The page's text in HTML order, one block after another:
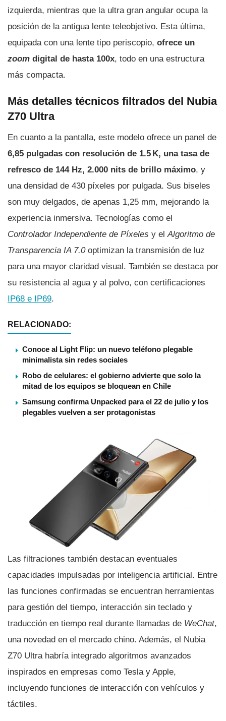
izquierda, mientras que la ultra gran angular ocupa la
posición de la antigua lente teleobjetivo. Esta última,
equipada con una lente tipo periscopio, ofrece un
zoom digital de hasta 100x, todo en una estructura
más compacta.
Más detalles técnicos filtrados del Nubia
Z70 Ultra
En cuanto a la pantalla, este modelo ofrece un panel de
6,85 pulgadas con resolución de 1.5 K, una tasa de
refresco de 144 Hz, 2.000 nits de brillo máximo, y
una densidad de 430 píxeles por pulgada. Sus biseles
son muy delgados, de apenas 1,25 mm, mejorando la
experiencia inmersiva. Tecnologías como el
Controlador Independiente de Píxeles y elAlgoritmo de
Transparencia IA 7.0optimizan la transmisión de luz
para una mayor claridad visual. También se destaca por
su resistencia al agua y al polvo, con certificaciones
IP68 e IP69.
RELACIONADO:
Conoce al Light Flip: un nuevo teléfono plegable
minimalista sin redes sociales
Robo de celulares: el gobierno advierte que solo la
mitad de los equipos se bloquean en Chile
Samsung confirma Unpacked para el 22 de julio y los
plegables vuelven a ser protagonistas
Las filtraciones también destacan eventuales
capacidades impulsadas por inteligencia artificial. Entre
las funciones confirmadas se encuentran herramientas
para gestión del tiempo, interacción sin teclado y
traducción en tiempo real durante llamadas de WeChat,
una novedad en el mercado chino. Además, el Nubia
Z70 Ultra habría integrado algoritmos avanzados
inspirados en empresas como Tesla y Apple,
incluyendo funciones de interacción con vehículos y
táctiles.